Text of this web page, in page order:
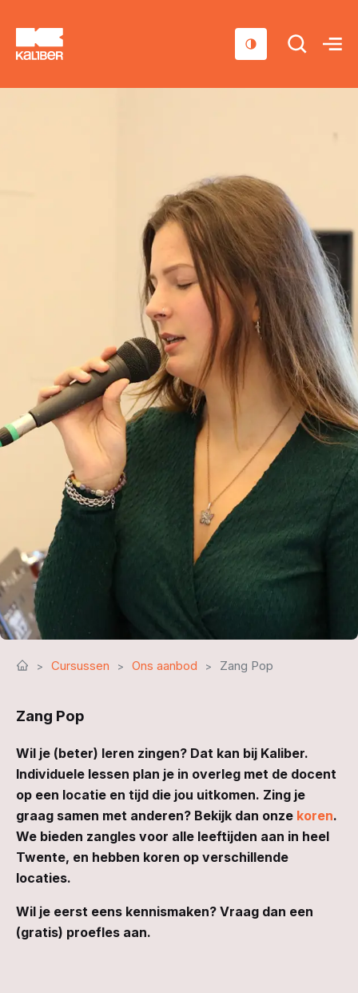
Cursussen Ons aanbod Zang Pop
Zang Pop
Wil je (beter) leren zingen? Dat kan bij Kaliber.
Individuele lessen plan je in overleg met de docent
op een locatie en tijd die jou uitkomen. Zing je
graag samen met anderen? Bekijk dan onze koren.
We bieden zangles voor alle leeftijden aan in heel
Twente, en hebben koren op verschillende
locaties.
Wil je eerst eens kennismaken? Vraag dan een
(gratis) proefles aan.